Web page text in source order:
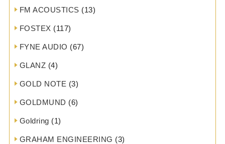
FM ACOUSTICS (13)
FOSTEX (117)
FYNE AUDIO (67)
GLANZ (4)
GOLD NOTE (3)
GOLDMUND (6)
Goldring (1)
GRAHAM ENGINEERING (3)